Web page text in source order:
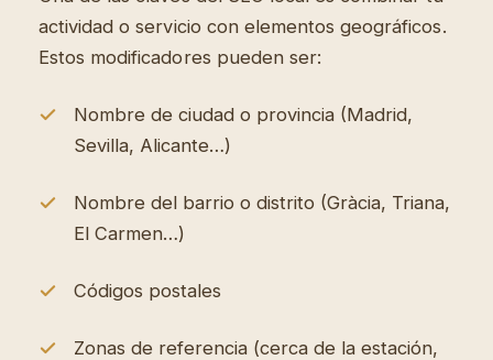
actividad o servicio con elementos geográficos.
Estos modificadores pueden ser:
Nombre de ciudad o provincia (Madrid,
Sevilla, Alicante…)
Nombre del barrio o distrito (Gràcia, Triana,
El Carmen…)
Códigos postales
Zonas de referencia (cerca de la estación,